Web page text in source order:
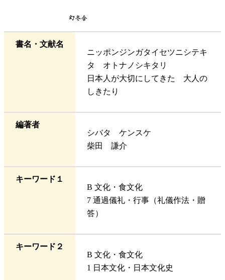
書名・文献名
ニッポンジンガタイセツニシテキ
タ オトナノシキタリ
日本人が大切にしてきた 大人の
しきたり
編著者
シバタ ケンスケ
柴田 謙介
キーワード１
B 文化・食文化
7 通過儀礼・行事（礼儀作法・贈
答）
キーワード２
B 文化・食文化
1 日本文化・日本文化史